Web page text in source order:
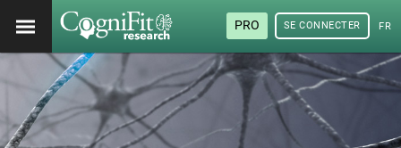
PRO SE CONNECTER